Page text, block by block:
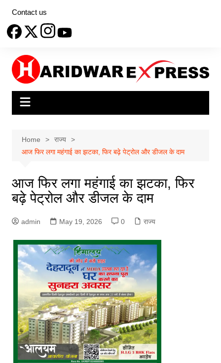
content
Contact us
Home
राज्य
आज फिर लगा महंगाई का झटका, फिर बढ़े पेट्रोल और डीजल के दाम
आज फिर लगा महंगाई का झटका, फिर
बढ़े पेट्रोल और डीजल के दाम
admin May 19, 2026 0 राज्य